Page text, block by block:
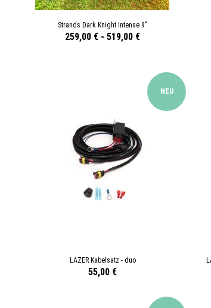
Strands Dark Knight Intense 9"
259,00 € - 519,00 €
NEU
LAZER Kabelsatz - duo
55,00 €